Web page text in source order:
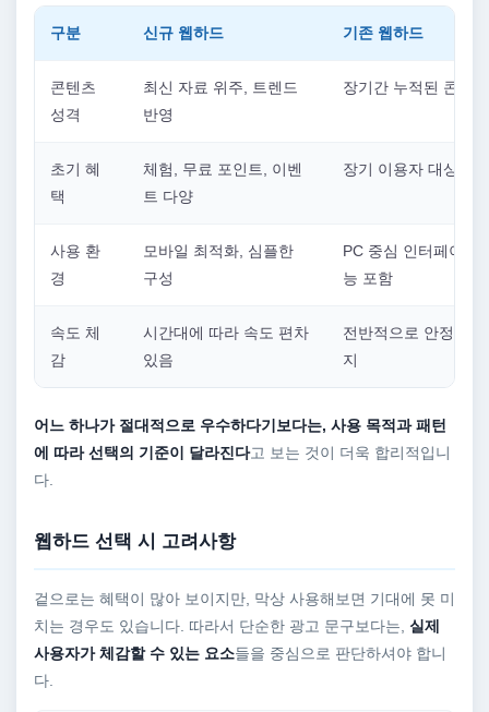
구분 신규 웹하드 기존 웹하드
콘텐츠
성격
최신 자료 위주, 트렌드
반영
장기간 누적된 콘텐
초기 혜
택
체험, 무료 포인트, 이벤
트 다양
장기 이용자 대상 혜
사용 환
경
모바일 최적화, 심플한
구성
PC 중심 인터페이스,
능 포함
속도 체
감
시간대에 따라 속도 편차
있음
전반적으로 안정적인
지
어느 하나가 절대적으로 우수하다기보다는, 사용 목적과 패턴
에 따라 선택의 기준이 달라진다고 보는 것이 더욱 합리적입니
다.
웹하드 선택 시 고려사항
겉으로는 혜택이 많아 보이지만, 막상 사용해보면 기대에 못 미
치는 경우도 있습니다. 따라서 단순한 광고 문구보다는, 실제
사용자가 체감할 수 있는 요소들을 중심으로 판단하셔야 합니
다.